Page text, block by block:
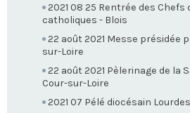
2021 08 25 Rentrée des
catholiques - Blois
22 août 2021 Messe présidée
sur-Loire
22 août 2021 Pèlerinage de la
Cour-sur-Loire
2021 07 Pélé diocésain Lourdes